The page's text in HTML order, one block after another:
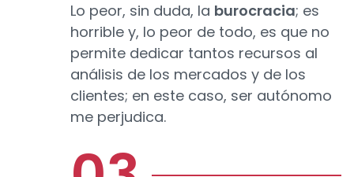
Lo peor, sin duda, la burocracia; es
horrible y, lo peor de todo, es que no
permite dedicar tantos recursos al
análisis de los mercados y de los
clientes; en este caso, ser autónomo
me perjudica.